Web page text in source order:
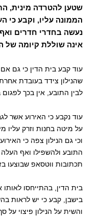
שטען להטרדה מינית,
הממונה עליו, וקבע כי
נעשה בחדרי חדרים
אינה שוללת קיומה של
עוד קבע בית הדין כי גם
שהנילון צידד בעובדת
לבין התובע, אין בכך
עוד נקבע כי האירוע אשר
על מיטה בחנות וזרק עליו
וכי גם הנילון צפה כי
התובע ולהשפילו ואף
תכתובות ווטסאפ שבוצעו
בית הדין, בהתייחסו לאותו
בישבן, קבע כי יש לראות
והשית על הנילון פיצוי על סך 30,000